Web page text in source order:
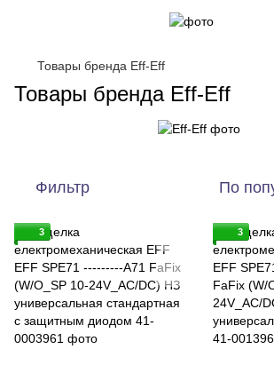
Товары бренда Eff-Eff
Товары бренда Eff-Eff
Фильтр По
3 3